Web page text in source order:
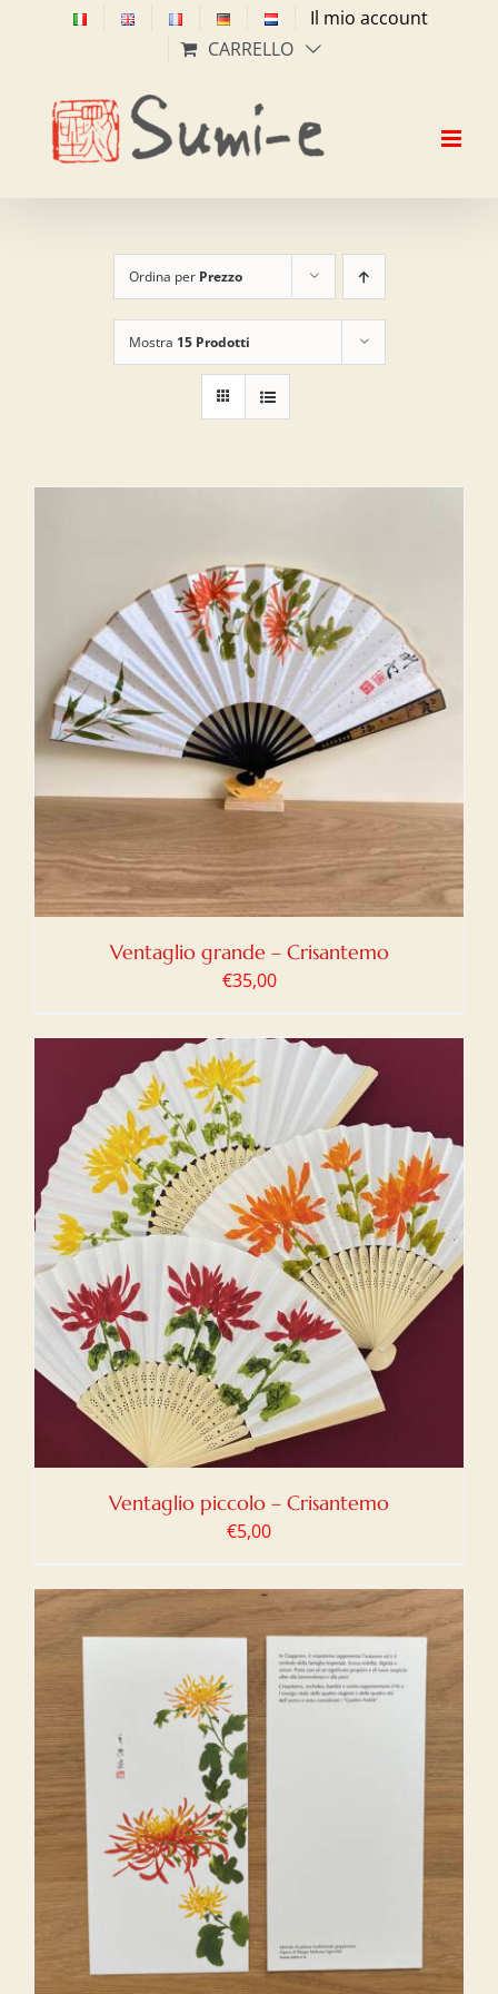
Il mio account
CARRELLO
Ordina per Prezzo
Mostra 15 Prodotti
Ventaglio grande – Crisantemo
€35,00
Ventaglio piccolo – Crisantemo
€5,00